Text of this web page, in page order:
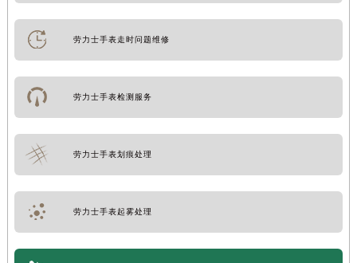
劳力士手表走时问题维修
劳力士手表检测服务
劳力士手表划痕处理
劳力士手表起雾处理